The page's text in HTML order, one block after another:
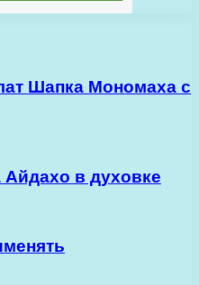
Шапка Мономаха с
Айдахо в духовке